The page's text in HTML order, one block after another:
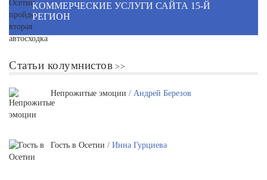
КОММЕРЧЕСКИЕ УСЛУГИ САЙТА 15-Й
РЕГИОН
Статьи колумнистов
Непрожитые эмоции / Андрей Березов
Гость в Осетии / Инна Гурциева